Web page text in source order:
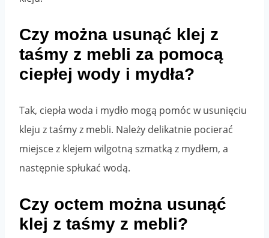
Czy można usunąć klej z
taśmy z mebli za pomocą
ciepłej wody i mydła?
Tak, ciepła woda i mydło mogą pomóc w usunięciu
kleju z taśmy z mebli. Należy delikatnie pocierać
miejsce z klejem wilgotną szmatką z mydłem, a
następnie spłukać wodą.
Czy octem można usunąć
klej z taśmy z mebli?